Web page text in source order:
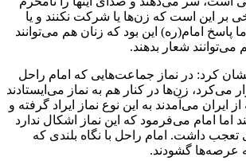
بر این است که زن‌ها یا شرکت نکنند و یا
پاسخ امام(ره) این بود که زنان هم می‌توانند
می‌توانند شعار بدهند.
کرد: در نماز جماعت‌هایی که امام راحل
می‌کرد، زن‌ها در کنار هم به نماز می‌ایستادند
ایران می‌آمدند به این نوع نماز ایراد گرفته و
اما امام می‌فرمود که این نماز اشکال ندارد
داشت. امام راحل با نگاه بلندی که
عرصه‌ها گشودند.